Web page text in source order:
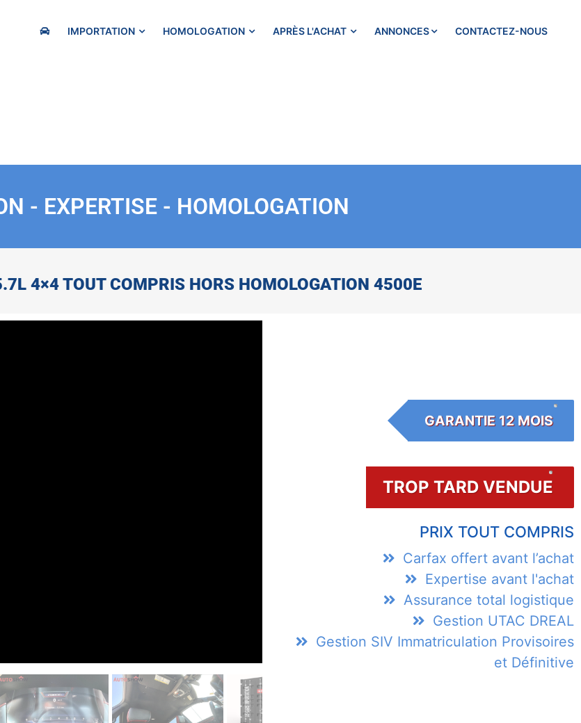
IMPORTATION HOMOLOGATION APRÈS L'ACHAT ANNONCES CONTACTEZ-NOUS
- EXPERTISE - HOMOLOGATION
4×4 TOUT COMPRIS HORS HOMOLOGATION 4500E
GARANTIE 12 MOIS
TROP TARD VENDUE
PRIX TOUT COMPRIS
Carfax offert avant l’achat
Expertise avant l'achat
Assurance total logistique
Gestion UTAC DREAL
Gestion SIV Immatriculation Provisoires
et Définitive